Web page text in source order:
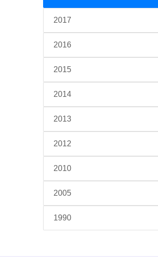
2017
2016
2015
2014
2013
2012
2010
2005
1990